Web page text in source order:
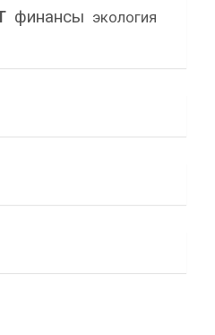
финансы экология